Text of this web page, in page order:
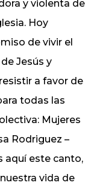
y violenta de
Hoy
de vivir el
Jesús y
a favor de
todas las
Mujeres
Rodriguez –
aquí este canto,
vida de